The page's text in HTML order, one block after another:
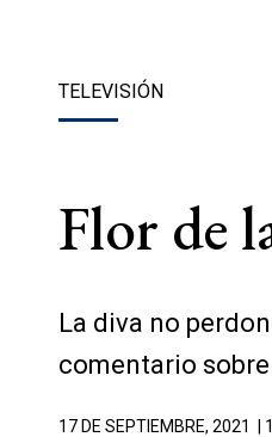
TELEVISIÓN
Flor de
La diva no
comentario
17 DE SEPTIEMBRE, 2021 |